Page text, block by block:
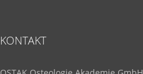
KONTAKT